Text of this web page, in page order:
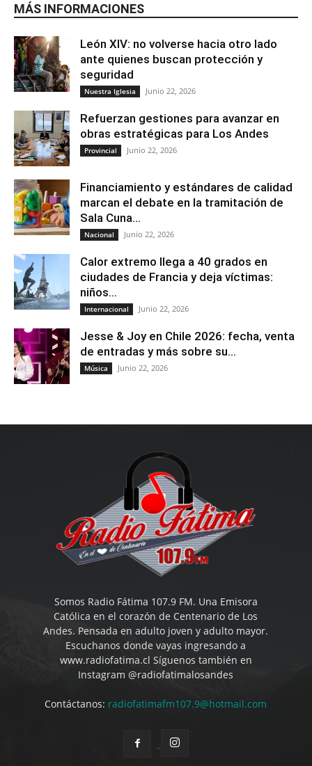
MÁS INFORMACIONES
León XIV: no volverse hacia otro lado
ante quienes buscan protección y
seguridad
Nuestra Iglesia Junio 22, 2026
Refuerzan gestiones para avanzar en
obras estratégicas para Los Andes
Provincial Junio 22, 2026
Financiamiento y estándares de calidad
marcan el debate en la tramitación de
Sala Cuna...
Nacional Junio 22, 2026
Calor extremo llega a 40 grados en
ciudades de Francia y deja víctimas:
niños...
Internacional Junio 22, 2026
Jesse & Joy en Chile 2026: fecha, venta
de entradas y más sobre su...
Música Junio 22, 2026
Somos Radio Fátima 107.9 FM. Una Emisora
Católica en el corazón de Centenario de Los
Andes. Pensada en adulto joven y adulto mayor.
Escuchanos donde vayas ingresando a
www.radiofatima.cl Síguenos también en
Instagram @radiofatimalosandes
Contáctanos: radiofatimafm107.9@hotmail.com